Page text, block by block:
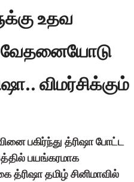
உதவ
விமர்சிக்கும்
பகிர்ந்து த்ரிஷா போட்ட
பயங்கரமாக
த்ரிஷா தமிழ் சினிமாவில்